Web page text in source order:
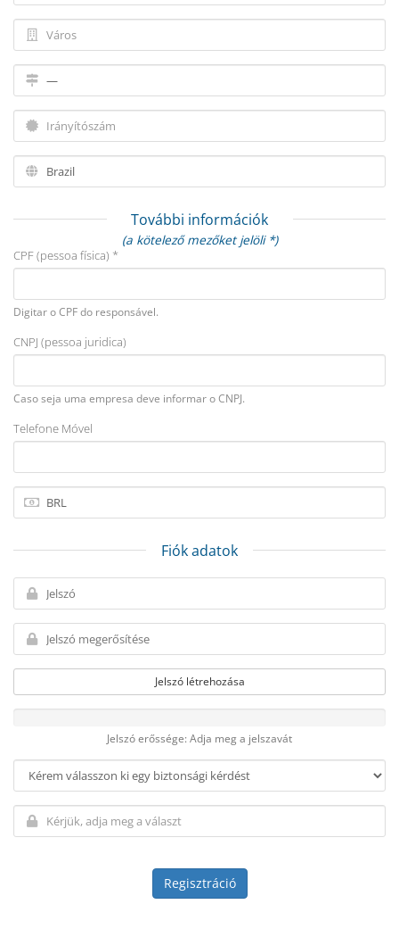
További információk
(a kötelező mezőket jelöli *)
CPF (pessoa física) *
Digitar o CPF do responsável.
CNPJ (pessoa juridica)
Caso seja uma empresa deve informar o CNPJ.
Telefone Móvel
Fiók adatok
Jelszó létrehozása
Jelszó erőssége: Adja meg a jelszavát